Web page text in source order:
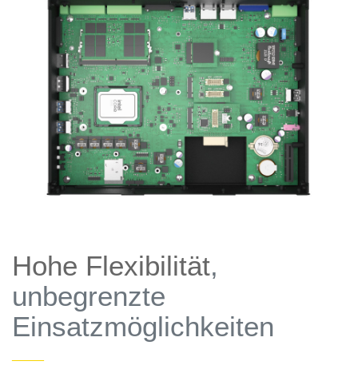
Hohe Flexibilität,
unbegrenzte
Einsatzmöglichkeiten
——